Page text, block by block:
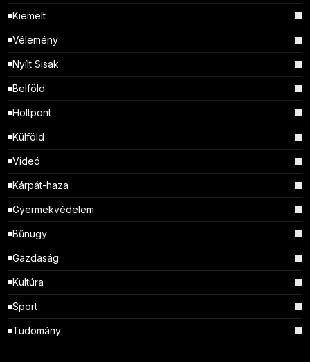
Kiemelt
Vélemény
Nyílt Sisak
Belföld
Holtpont
Külföld
Videó
Kárpát-haza
Gyermekvédelem
Bűnügy
Gazdaság
Kultúra
Sport
Tudomány